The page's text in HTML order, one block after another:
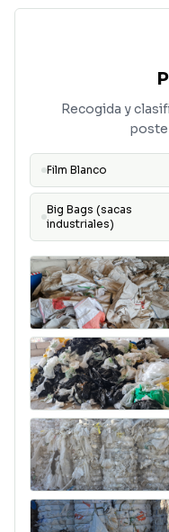
Recogida y
Film Blanco
Big Bags (sacas
industriales)